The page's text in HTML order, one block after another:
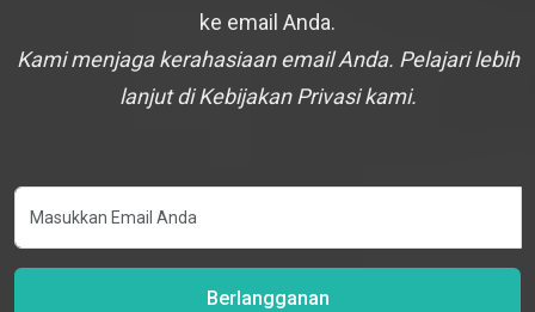
ke email Anda.
Kami menjaga kerahasiaan email Anda. Pelajari lebih
lanjut di Kebijakan Privasi kami.
Berlangganan